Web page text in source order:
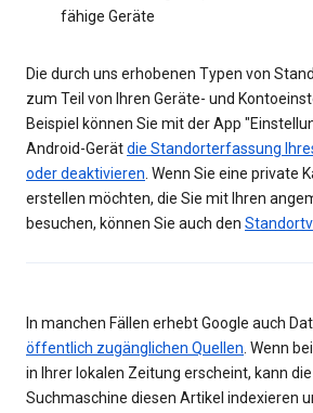
fähige Geräte
Die durch uns erhobenen Typen von
zum Teil von Ihren Geräte- und
Beispiel können Sie mit der App
Android-Gerätdie Standorterfassung
oder deaktivieren. Wenn Sie eine private
erstellen möchten, die Sie mit Ihren
besuchen, können Sie auch den
In manchen Fällen erhebt Google auch
öffentlich zugänglichen Quellen. Wenn
in Ihrer lokalen Zeitung erscheint, kann
Suchmaschine diesen Artikel indexieren